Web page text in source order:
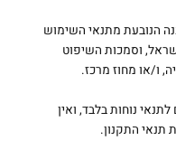
הנובעת מתנאי השימוש
וסמכות השיפוט
ו/או מחוז מרכז.
נוחות בלבד, ואין
תנאי התקנון.